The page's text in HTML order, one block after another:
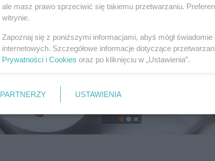
ale masz prawo sprzeciwić się takiemu przetwarzaniu.
witrynie.
Zapoznaj się z poniższymi informacjami, abyś mógł
internetowych. Szczegółowe informacje dotyczące
Prywatności i Cookies oraz po kliknięciu w „Ustawienia”.
PARTNERZY USTAWIENIA